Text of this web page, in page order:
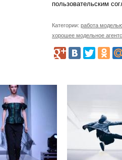
пользовательским
Категории: работа
хорошее модельное